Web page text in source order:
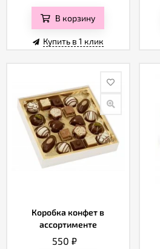
В корзину
Купить в 1 клик
Коробка конфет в
ассортименте
550 ₽